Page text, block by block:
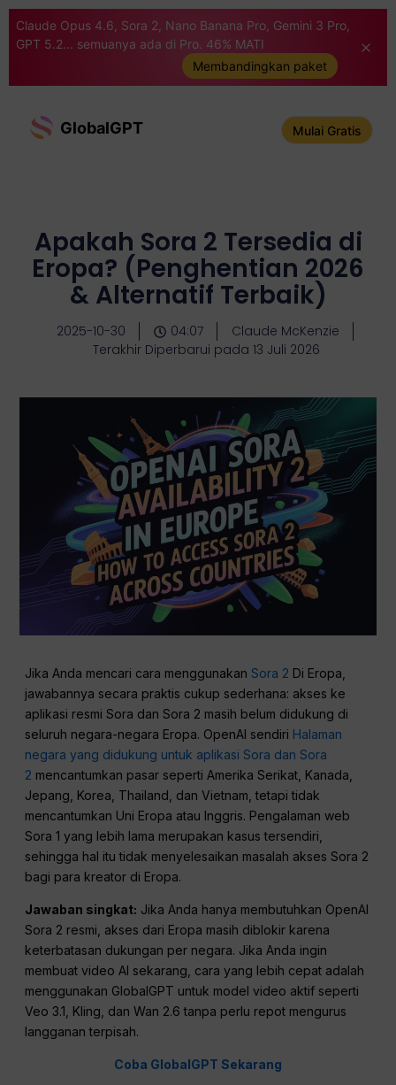
Claude Opus 4.6, Sora 2, Nano Banana Pro, Gemini 3 Pro,
GPT 5.2... semuanya ada di Pro. 46% MATI
Membandingkan paket
GlobalGPT Mulai Gratis
Apakah Sora 2 Tersedia di
Eropa? (Penghentian 2026
& Alternatif Terbaik)
2025-10-30 04:07
Claude McKenzie
Terakhir Diperbarui pada 13 Juli 2026
Jika Anda mencari cara menggunakanSora 2 Di Eropa,
jawabannya secara praktis cukup sederhana: akses ke
aplikasi resmi Sora dan Sora 2 masih belum didukung di
seluruh negara-negara Eropa. OpenAI sendiri Halaman
negara yang didukung untuk aplikasi Sora dan Sora
2 mencantumkan pasar seperti Amerika Serikat, Kanada,
Jepang, Korea, Thailand, dan Vietnam, tetapi tidak
mencantumkan Uni Eropa atau Inggris. Pengalaman web
Sora 1 yang lebih lama merupakan kasus tersendiri,
sehingga hal itu tidak menyelesaikan masalah akses Sora 2
bagi para kreator di Eropa.
Jawaban singkat: Jika Anda hanya membutuhkan OpenAI
Sora 2 resmi, akses dari Eropa masih diblokir karena
keterbatasan dukungan per negara. Jika Anda ingin
membuat video AI sekarang, cara yang lebih cepat adalah
menggunakan GlobalGPT untuk model video aktif seperti
Veo 3.1, Kling, dan Wan 2.6 tanpa perlu repot mengurus
langganan terpisah.
Coba GlobalGPT Sekarang